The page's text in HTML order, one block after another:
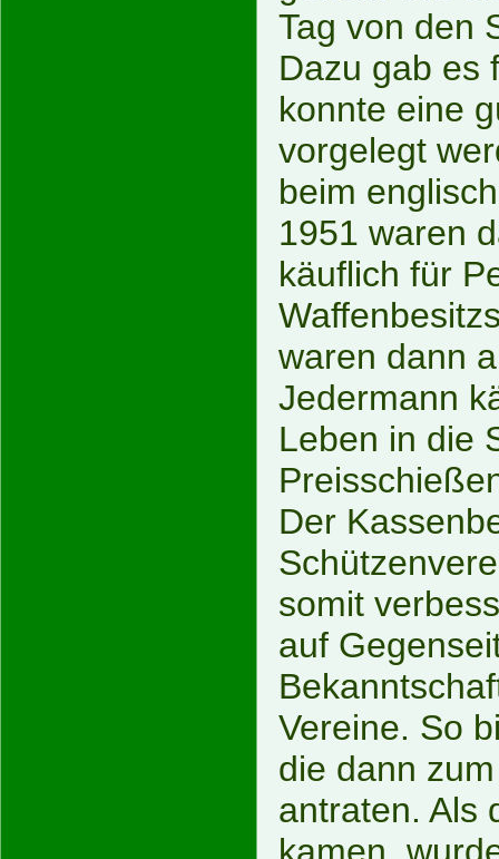
Tag von den
Dazu gab es
konnte eine
vorgelegt
beim
1951 waren
käuflich für
waren dann
Jedermann
Leben in die
Der
somit
auf
Vereine. So
die dann
antraten. Als